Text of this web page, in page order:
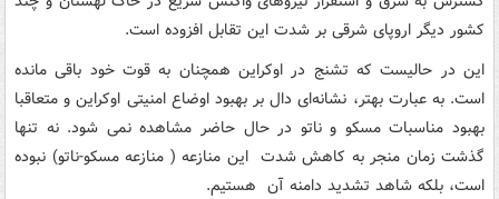
کشور دیگر اروپای شرقی بر شدت این تقابل افزوده است.
این در حالیست که تشنج در اوکراین همچنان به قوت خود باقی مانده
است. به عبارت بهتر، نشانه‌ای دال بر بهبود اوضاع امنیتی اوکراین و متعاقبا
بهبود مناسبات مسکو و ناتو در حال حاضر مشاهده نمی شود. نه تنها
گذشت زمان منجر به کاهش شدت این منازعه ( منازعه مسکو-ناتو) نبوده
است، بلکه شاهد تشدید دامنه آن هستیم.